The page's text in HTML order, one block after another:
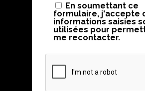
En soumettant ce
formulaire, j'accepte
informations saisies
utilisées pour
me recontacter.